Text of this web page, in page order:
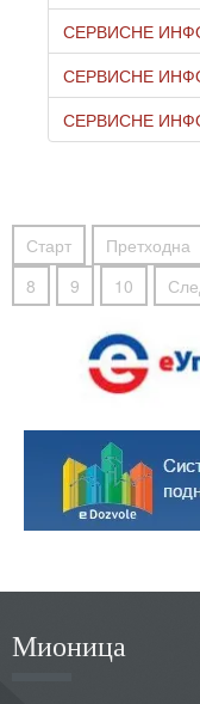
СЕРВИСНЕ
СЕРВИСНЕ
СЕРВИСНЕ
Старт Претходна
8
9 10
Мионица